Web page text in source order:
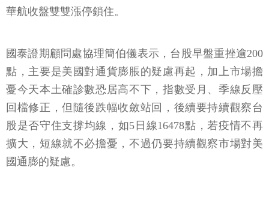
華航收盤雙雙漲停鎖住。
國泰證期顧問處協理簡伯儀表示，台股早盤重挫逾200
點，主要是美國對通貨膨脹的疑慮再起，加上市場擔
憂今天本土確診數恐居高不下，指數受月、季線反壓
回檔修正，但隨後跌幅收斂站回，後續要持續觀察台
股是否守住支撐均線，如5日線16478點，若疫情不再
擴大，短線就不必擔憂，不過仍要持續觀察市場對美
國通膨的疑慮。